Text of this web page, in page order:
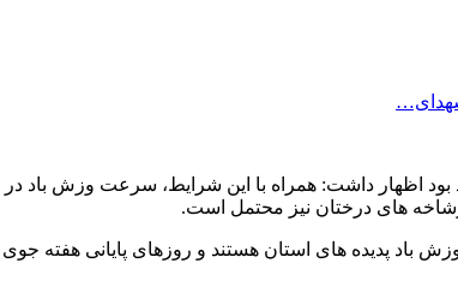
بود اظهار داشت: همراه با این شرایط، سرعت وزش
های درختان نیز محتمل است.
باد پدیده های استان هستند و روزهای پایانی هفته